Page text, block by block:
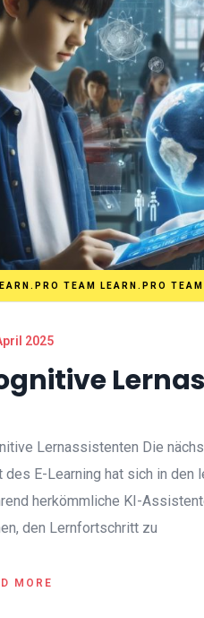
TEAM LEARN.PRO TEAM
2025
Lernassistenten Die
des E-Learning hat sich in den
herkömmliche KI-
den Lernfortschritt zu
MORE